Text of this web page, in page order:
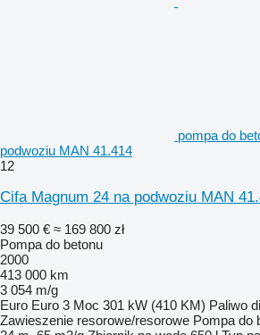
pompa do
podwoziu MAN 41.414
12
Cifa Magnum 24 na podwoziu MAN
39 500 € ≈ 169 800 zł
Pompa do betonu
2000
413 000 km
3 054 m/g
Euro Euro 3 Moc 301 kW (410 KM) Paliwo
Zawieszenie resorowe/resorowe Pompa do